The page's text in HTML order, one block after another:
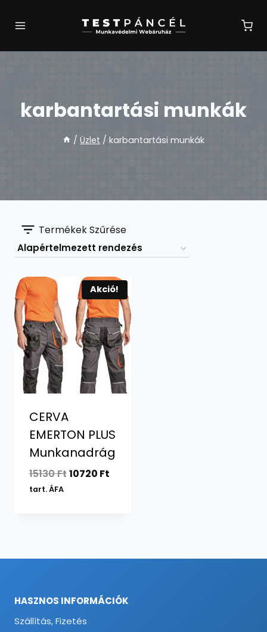
karbantartási munkák
/ Üzlet / karbantartási munkák
Termékek Szűrése
Akció!
CERVA
EMERTON PLUS
Munkanadrág
15130FtOriginal
10720 FtCurrent
tart. ÁFA
HASZNOS INFORMÁCIÓK
Szállítás, Fizetés